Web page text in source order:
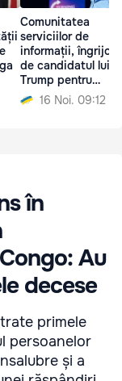
Comunitatea
serviciilor de
informații,
de candidatul lui
Trump pentru
conducerea CIA
16 Noi. 09:12
în
Au
decese
primele
persoanelor
și a